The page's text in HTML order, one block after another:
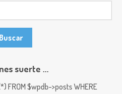
suerte ...
FROM $wpdb->posts WHERE